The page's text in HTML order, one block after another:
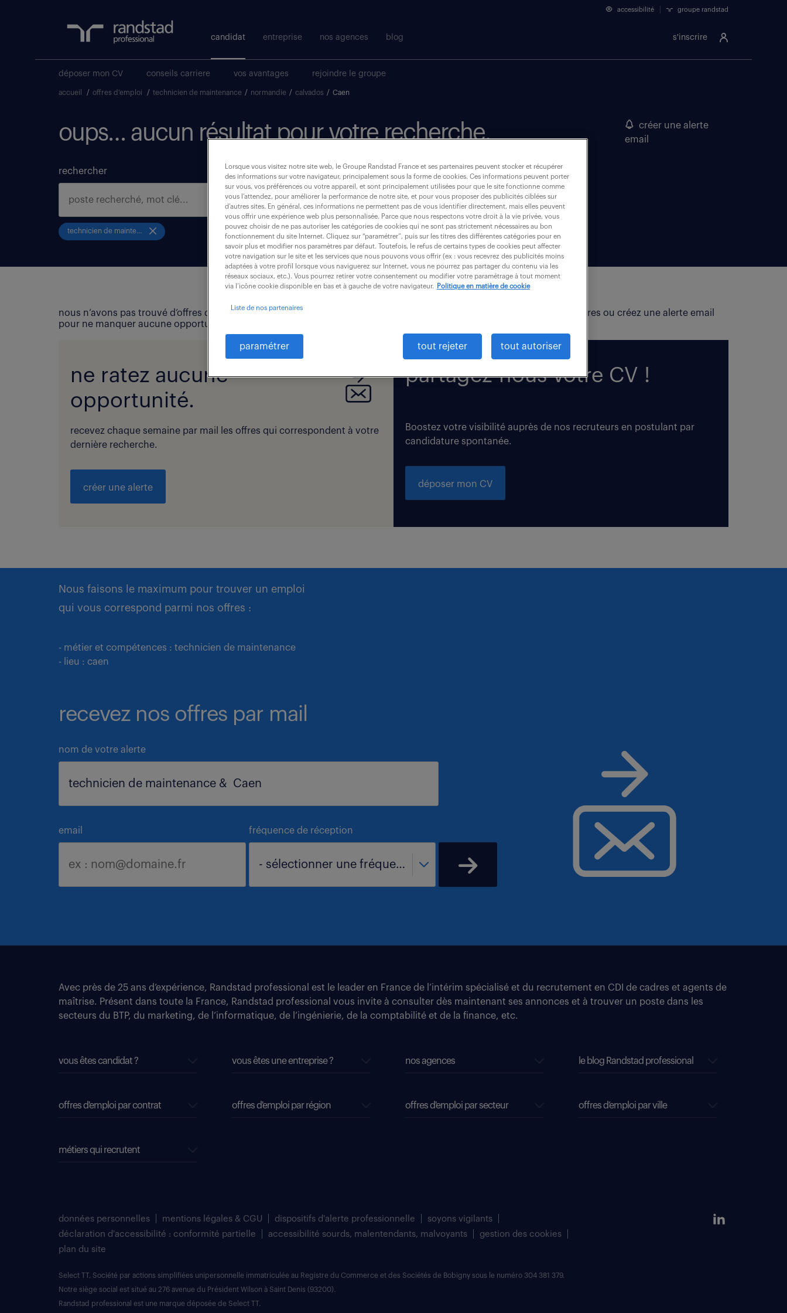
s'inscrire
accessibilité groupe randstad
candidat entreprise nos agences blog
déposer mon CV conseils carriere vos avantages rejoindre le groupe
accueil / offres d'emploi / technicien de maintenance / normandie / calvados / Caen
oups… aucun résultat pour votre recherche.
créer une alerte
email
rechercher
technicien de maintenance
où ?
caen (14000)
nous n’avons pas trouvé d’offres d’emploi qui correspondent exactement à vos critères de recherche. Modifiez vos critères ou créez une alerte email
pour ne manquer aucune opportunité !
ne ratez aucune
opportunité.
recevez chaque semaine par mail les offres qui correspondent à votre
dernière recherche.
créer une alerte
partagez-nous votre CV !
Boostez votre visibilité auprès de nos recruteurs en postulant par
candidature spontanée.
déposer mon CV
Nous faisons le maximum pour trouver un emploi
qui vous correspond parmi nos offres :
- métier et compétences : technicien de maintenance
- lieu : caen
recevez nos offres par mail
nom de votre alerte
email fréquence de réception
- sélectionner une fréquence -
Avec près de 25 ans d’expérience, Randstad professional est le leader en France de l’intérim spécialisé et du recrutement en CDI de cadres et agents de
maîtrise. Présent dans toute la France, Randstad professional vous invite à consulter dès maintenant ses annonces et à trouver un poste dans les
secteurs du BTP, du marketing, de l’informatique, de l’ingénierie, de la comptabilité et de la finance, etc.
vous êtes candidat ? vous êtes une entreprise ? nos agences le blog Randstad professional
offres d'emploi par contrat offres d'emploi par région offres d'emploi par secteur offres d’emploi par ville
métiers qui recrutent
données personnelles mentions légales & CGU dispositifs d'alerte professionnelle
soyons vigilants
déclaration d'accessibilité : conformité partielle
accessibilité sourds, malentendants, malvoyants
gestion des cookies
plan du site
Select TT, Société par actions simplifiées unipersonnelle immatriculée au Registre du Commerce et des Sociétés de Bobigny sous le numéro 304 381 379.
Notre siège social est situé au 276 avenue du Président Wilson à Saint Denis (93200).
Randstad professional est une marque déposée de Select TT.
Lorsque vous visitez notre site web, le Groupe Randstad France et ses partenaires peuvent stocker et récupérer
des informations sur votre navigateur, principalement sous la forme de cookies. Ces informations peuvent porter
sur vous, vos préférences ou votre appareil, et sont principalement utilisées pour que le site fonctionne comme
vous l’attendez, pour améliorer la performance de notre site, et pour vous proposer des publicités ciblées sur
d’autres sites. En général, ces informations ne permettent pas de vous identifier directement, mais elles peuvent
vous offrir une expérience web plus personnalisée. Parce que nous respectons votre droit à la vie privée, vous
pouvez choisir de ne pas autoriser les catégories de cookies qui ne sont pas strictement nécessaires au bon
fonctionnement du site Internet. Cliquez sur “paramétrer”, puis sur les titres des différentes catégories pour en
savoir plus et modifier nos paramètres par défaut. Toutefois, le refus de certains types de cookies peut affecter
votre navigation sur le site et les services que nous pouvons vous offrir (ex : vous recevrez des publicités moins
adaptées à votre profil lorsque vous naviguerez sur Internet, vous ne pourrez pas partager du contenu via les
réseaux sociaux, etc.). Vous pourrez retirer votre consentement ou modifier votre paramétrage à tout moment
via l’icône cookie disponible en bas et à gauche de votre navigateur.
Politique en matière de cookie
Liste de nos partenaires
paramétrer tout rejeter tout autoriser